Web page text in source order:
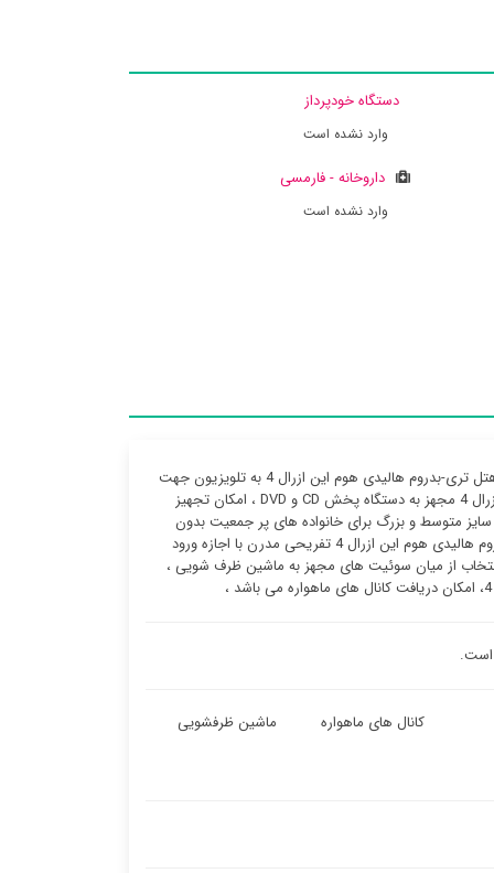
دستگاه خودپرداز
وارد نشده است
داروخانه - فارمسی
وارد نشده است
پارکینگ ماشین رایگان به صورت نامحدود برای مشترکین وی آی پی ، تجهیز تمامی اتاق های هتل تری-بدروم هالیدی هوم این ازرال 4 به تلویزیون جهت
مشاهده برنامه های مورد علاقه مسافرین گرامی ، اتاق های هتل تری-بدروم هالیدی هوم این ازرال 4 مجهز به دستگاه پخش CD و DVD ، امکان تجهیز
ماشین ظرفشویی ، یخچال های سایز متوسط و بزرگ برای خانواده های پر جمعیت بدون
نگرانی بابت نگهداری دارو ها و نوشیدنی های مسافرین گرامی ، جاده تندرستی و هتل تری-بدروم هالیدی هوم این ازرال 4 تفریحی مدرن با اجازه ورود
همگانی در ساحل هتل تری-بدروم هالیدی هوم این ازرال 4 ، امکان انتخاب از میان سوئیت ‌های مجهز به ماشین ظرف شویی ،
کانال های ماهواره ماشین ظرفشویی